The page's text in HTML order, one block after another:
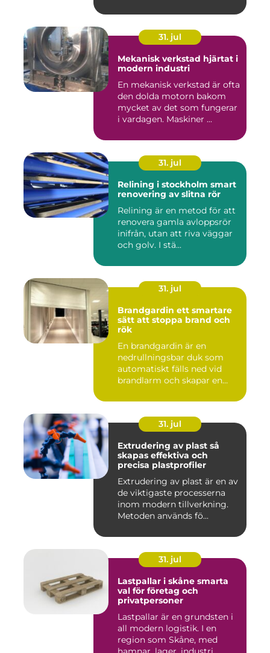
31. jul
Mekanisk verkstad hjärtat i
modern industri
En mekanisk verkstad är ofta
den dolda motorn bakom
mycket av det som fungerar
i vardagen. Maskiner ...
31. jul
Relining i stockholm smart
renovering av slitna rör
Relining är en metod för att
renovera gamla avloppsrör
inifrån, utan att riva väggar
och golv. I stä...
31. jul
Brandgardin ett smartare
sätt att stoppa brand och
rök
En brandgardin är en
nedrullningsbar duk som
automatiskt fälls ned vid
brandlarm och skapar en
31. jul
Extrudering av plast så
skapas effektiva och
precisa plastprofiler
Extrudering av plast är en av
de viktigaste processerna
inom modern tillverkning.
Metoden används fö...
31. jul
Lastpallar i skåne smarta
val för företag och
privatpersoner
Lastpallar är en grundsten i
all modern logistik. I en
region som Skåne, med